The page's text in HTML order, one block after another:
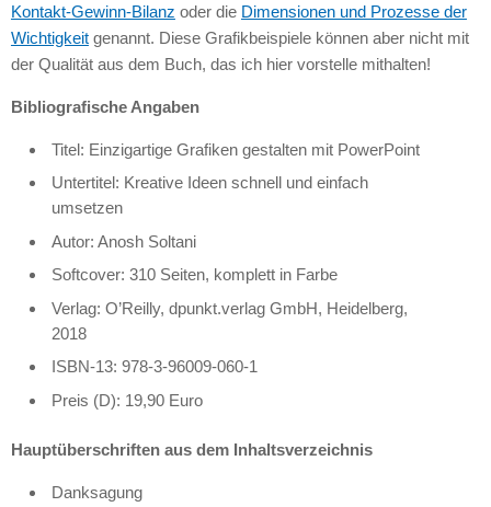
Kontakt-Gewinn-Bilanz oder die Dimensionen und Prozesse der
Wichtigkeitgenannt. Diese Grafikbeispiele können aber nicht mit
der Qualität aus dem Buch, das ich hier vorstelle mithalten!
Bibliografische Angaben
Titel: Einzigartige Grafiken gestalten mit PowerPoint
Untertitel: Kreative Ideen schnell und einfach
umsetzen
Autor: Anosh Soltani
Softcover: 310 Seiten, komplett in Farbe
Verlag: O’Reilly, dpunkt.verlag GmbH, Heidelberg,
2018
ISBN-13: 978-3-96009-060-1
Preis (D): 19,90 Euro
Hauptüberschriften aus dem Inhaltsverzeichnis
Danksagung